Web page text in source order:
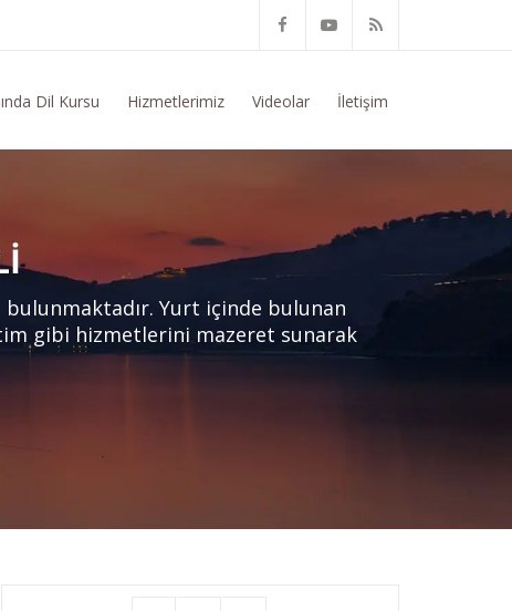
Konusunda Genel Bilgi Talep Ediyorum
Dil Kursu Hizmetlerimiz Videolar İletişim
Yurt içinde bulunan
gibi hizmetlerini mazeret sunarak